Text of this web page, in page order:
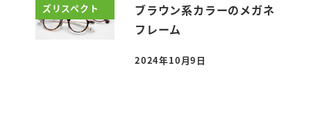
ズリスペクト
ブラウン系カラーのメガネ
フレーム
投稿日
2024年10月9日